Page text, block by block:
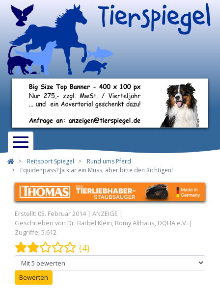
Reitsport Spiegel
Rund ums Pferd
Equidenpass? Ja klar ein Muss, aber bitte den Richtigen!
Erstellt: 05. Februar 2014
Geschrieben von Dr. Bärbel Klein, Romy Althaus, DQHA e.V.
Zugriffe: 5.612
Bewertung:2/5 (4)
Bitte bewerten